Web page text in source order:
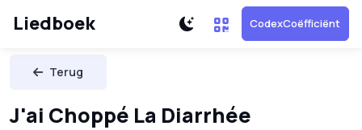
Liedboek CodexCoëfficiënt
Terug
J'ai Choppé La Diarrhée